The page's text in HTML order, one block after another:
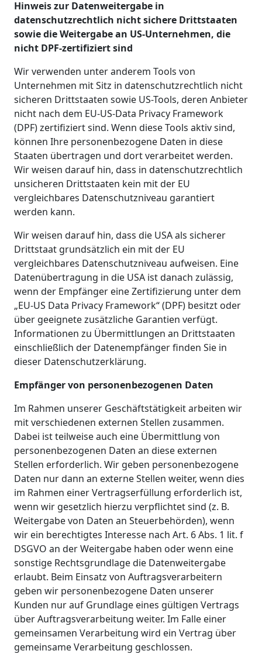
Hinweis zur Datenweitergabe in
datenschutzrechtlich nicht sichere Drittstaaten
sowie die Weitergabe an US-Unternehmen, die
nicht DPF-zertifiziert sind
Wir verwenden unter anderem Tools von
Unternehmen mit Sitz in datenschutzrechtlich nicht
sicheren Drittstaaten sowie US-Tools, deren Anbieter
nicht nach dem EU-US-Data Privacy Framework
(DPF) zertifiziert sind. Wenn diese Tools aktiv sind,
können Ihre personenbezogene Daten in diese
Staaten übertragen und dort verarbeitet werden.
Wir weisen darauf hin, dass in datenschutzrechtlich
unsicheren Drittstaaten kein mit der EU
vergleichbares Datenschutzniveau garantiert
werden kann.
Wir weisen darauf hin, dass die USA als sicherer
Drittstaat grundsätzlich ein mit der EU
vergleichbares Datenschutzniveau aufweisen. Eine
Datenübertragung in die USA ist danach zulässig,
wenn der Empfänger eine Zertifizierung unter dem
„EU-US Data Privacy Framework“ (DPF) besitzt oder
über geeignete zusätzliche Garantien verfügt.
Informationen zu Übermittlungen an Drittstaaten
einschließlich der Datenempfänger finden Sie in
dieser Datenschutzerklärung.
Empfänger von personenbezogenen Daten
Im Rahmen unserer Geschäftstätigkeit arbeiten wir
mit verschiedenen externen Stellen zusammen.
Dabei ist teilweise auch eine Übermittlung von
personenbezogenen Daten an diese externen
Stellen erforderlich. Wir geben personenbezogene
Daten nur dann an externe Stellen weiter, wenn dies
im Rahmen einer Vertragserfüllung erforderlich ist,
wenn wir gesetzlich hierzu verpflichtet sind (z. B.
Weitergabe von Daten an Steuerbehörden), wenn
wir ein berechtigtes Interesse nach Art. 6 Abs. 1 lit. f
DSGVO an der Weitergabe haben oder wenn eine
sonstige Rechtsgrundlage die Datenweitergabe
erlaubt. Beim Einsatz von Auftragsverarbeitern
geben wir personenbezogene Daten unserer
Kunden nur auf Grundlage eines gültigen Vertrags
über Auftragsverarbeitung weiter. Im Falle einer
gemeinsamen Verarbeitung wird ein Vertrag über
gemeinsame Verarbeitung geschlossen.